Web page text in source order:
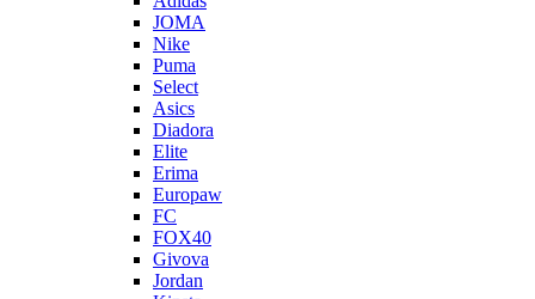
JOMA
Nike
Puma
Select
Asics
Diadora
Elite
Erima
Europaw
FC
FOX40
Givova
Jordan